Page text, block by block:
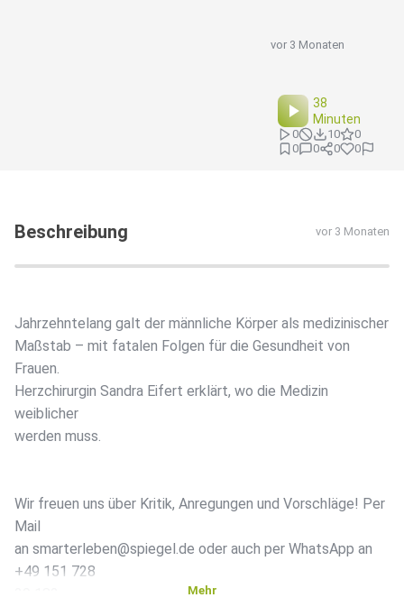
vor 3 Monaten
38
Minuten
0 10
0
0
0 0 0
Beschreibung vor 3 Monaten
Jahrzehntelang galt der männliche Körper als medizinischer
Maßstab – mit fatalen Folgen für die Gesundheit von
Frauen.
Herzchirurgin Sandra Eifert erklärt, wo die Medizin
weiblicher
werden muss.
Wir freuen uns über Kritik, Anregungen und Vorschläge! Per
Mail
an smarterleben@spiegel.de oder auch per WhatsApp an
+49 151 728
Mehr